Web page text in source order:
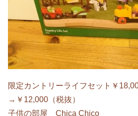
限定カントリーライフセット￥
→￥12,000（税抜）
子供の部屋 Chica Chico